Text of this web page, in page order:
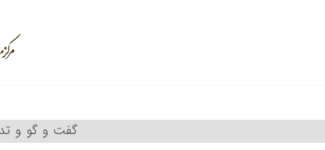
گفت و گو و